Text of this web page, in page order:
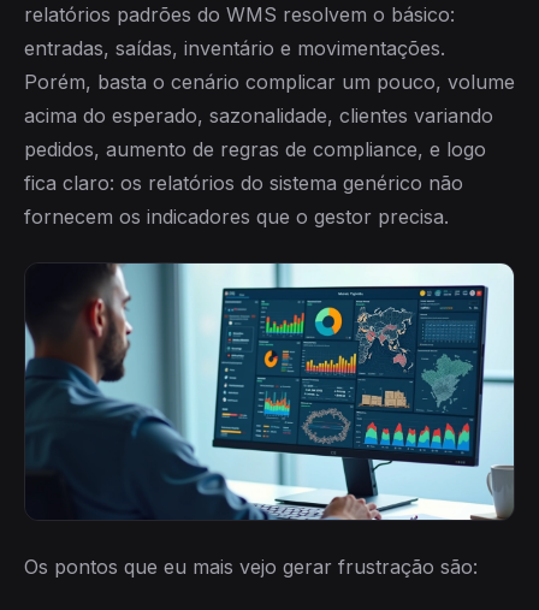
relatórios padrões do WMS resolvem o básico:
entradas, saídas, inventário e movimentações.
Porém, basta o cenário complicar um pouco, volume
acima do esperado, sazonalidade, clientes variando
pedidos, aumento de regras de compliance, e logo
fica claro: os relatórios do sistema genérico não
fornecem os indicadores que o gestor precisa.
Os pontos que eu mais vejo gerar frustração são: